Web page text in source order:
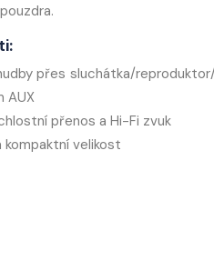
přes sluchátka/
AUX
přenos a Hi-Fi zvuk
velikost